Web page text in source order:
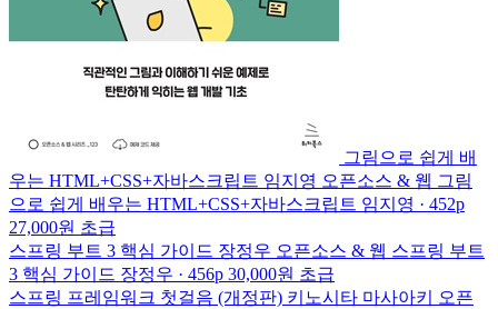
그림으로 쉽게 배
우는 HTML+CSS+자바스크립트 임지영 오픈소스 & 웹 그림
으로 쉽게 배우는 HTML+CSS+자바스크립트 임지영 · 452p
27,000원 초급
스프링 부트 3 핵심 가이드 장정우 오픈소스 & 웹 스프링 부트
3 핵심 가이드 장정우 · 456p 30,000원 초급
스프링 프레임워크 첫걸음 (개정판) 키노시타 마사아키
오픈